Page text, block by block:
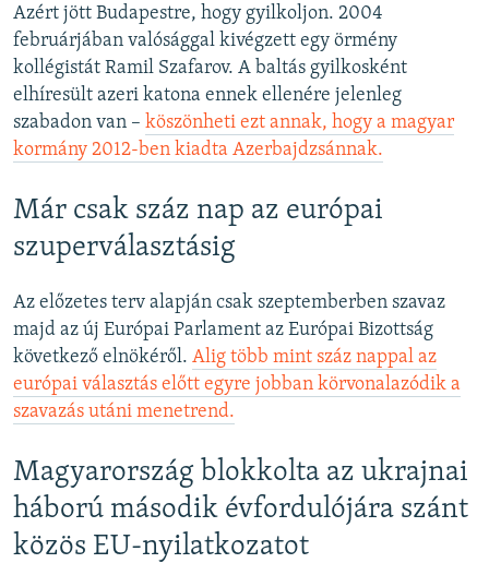
Azért jött Budapestre, hogy gyilkoljon. 2004
februárjában valósággal kivégzett egy örmény
kollégistát Ramil Szafarov. A baltás gyilkosként
elhíresült azeri katona ennek ellenére jelenleg
szabadon van – köszönheti ezt annak, hogy a magyar
kormány 2012-ben kiadta Azerbajdzsánnak.
Már csak száz nap az európai
szuperválasztásig
Az előzetes terv alapján csak szeptemberben szavaz
majd az új Európai Parlament az Európai Bizottság
következő elnökéről. Alig több mint száz nappal az
európai választás előtt egyre jobban körvonalazódik a
szavazás utáni menetrend.
Magyarország blokkolta az ukrajnai
háború második évfordulójára szánt
közös EU-nyilatkozatot